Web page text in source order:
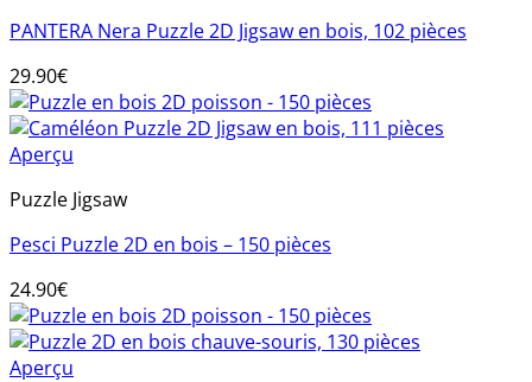
PANTERA Nera Puzzle 2D Jigsaw en bois, 102 pièces
29.90€
Aperçu
Puzzle Jigsaw
Pesci Puzzle 2D en bois – 150 pièces
24.90€
Aperçu